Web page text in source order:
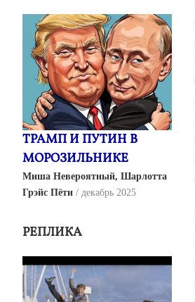
ТРАМП И ПУТИН В
МОРОЗИЛЬНИКЕ
Миша Невероятный, Шарлотта
Грэйс Пёти
декабрь 2025
РЕПЛИКА